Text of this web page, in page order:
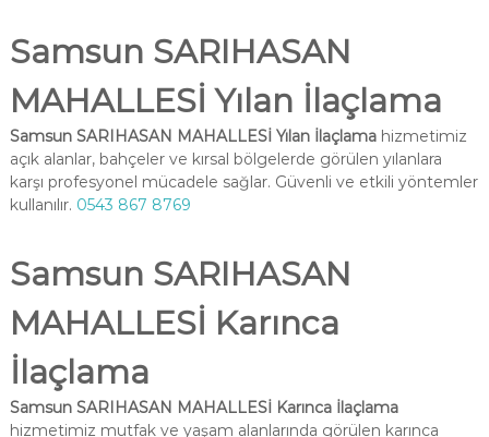
Samsun SARIHASAN
MAHALLESİ Yılan İlaçlama
Samsun SARIHASAN MAHALLESİ Yılan İlaçlamahizmetimiz
açık alanlar, bahçeler ve kırsal bölgelerde görülen yılanlara
karşı profesyonel mücadele sağlar. Güvenli ve etkili yöntemler
kullanılır. 0543 867 8769
Samsun SARIHASAN
MAHALLESİ Karınca
İlaçlama
Samsun SARIHASAN MAHALLESİ Karınca İlaçlama
hizmetimiz mutfak ve yaşam alanlarında görülen karınca